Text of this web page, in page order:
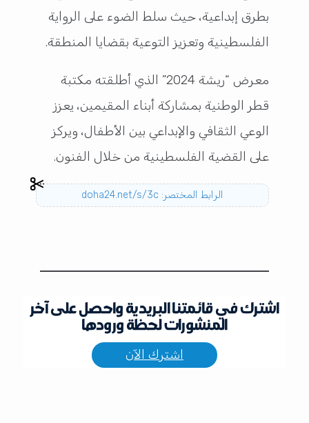
بطرق إبداعية، حيث سلط الضوء على الرواية
الفلسطينية وتعزيز التوعية بقضايا المنطقة.
معرض “ريشة 2024” الذي أطلقته مكتبة
قطر الوطنية بمشاركة أبناء المقيمين، يعزز
الوعي الثقافي والإبداعي بين الأطفال، ويركز
على القضية الفلسطينية من خلال الفنون.
الرابط المختصر: doha24.net/s/3c
اشترك في قائمتنا البريدية واحصل على آخر
المنشورات لحظة ورودها
اشترك الآن